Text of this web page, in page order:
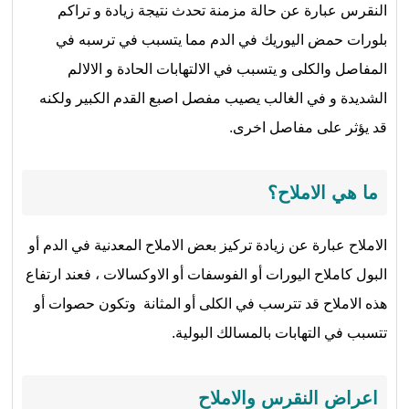
النقرس عبارة عن حالة مزمنة تحدث نتيجة زيادة و تراكم
بلورات حمض اليوريك في الدم مما يتسبب في ترسبه في
المفاصل والكلى و يتسبب في الالتهابات الحادة و الالالم
الشديدة و في الغالب يصيب مفصل اصبع القدم الكبير ولكنه
قد يؤثر على مفاصل اخرى.
ما هي الاملاح؟
الاملاح عبارة عن زيادة تركيز بعض الاملاح المعدنية في الدم أو
البول كاملاح اليورات أو الفوسفات أو الاوكسالات ، فعند ارتفاع
هذه الاملاح قد تترسب في الكلى أو المثانة وتكون حصوات أو
تتسبب في التهابات بالمسالك البولية.
اعراض النقرس والاملاح